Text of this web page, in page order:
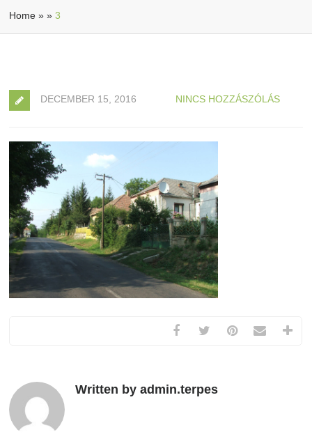
Home »»3
DECEMBER 15, 2016 NINCS HOZZÁSZÓLÁS
Written by admin.terpes